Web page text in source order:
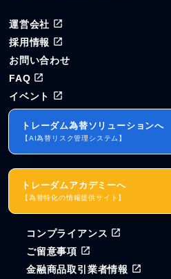
運営会社
採用情報
お問い合わせ
FAQ
イベント
トレーダム為替ソリューションへ
【AI為替リスク管理システム】
トレーダムアカデミーへ
【為替特化の情報提供サイト】
コンプライアンス
ご留意事項
金融商品取引業者情報